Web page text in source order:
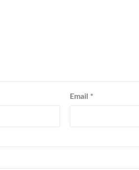
Email *